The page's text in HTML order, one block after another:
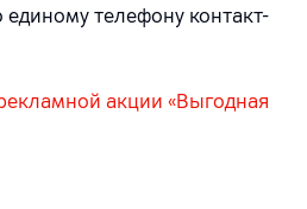
телефону контакт-
акции «Выгодная